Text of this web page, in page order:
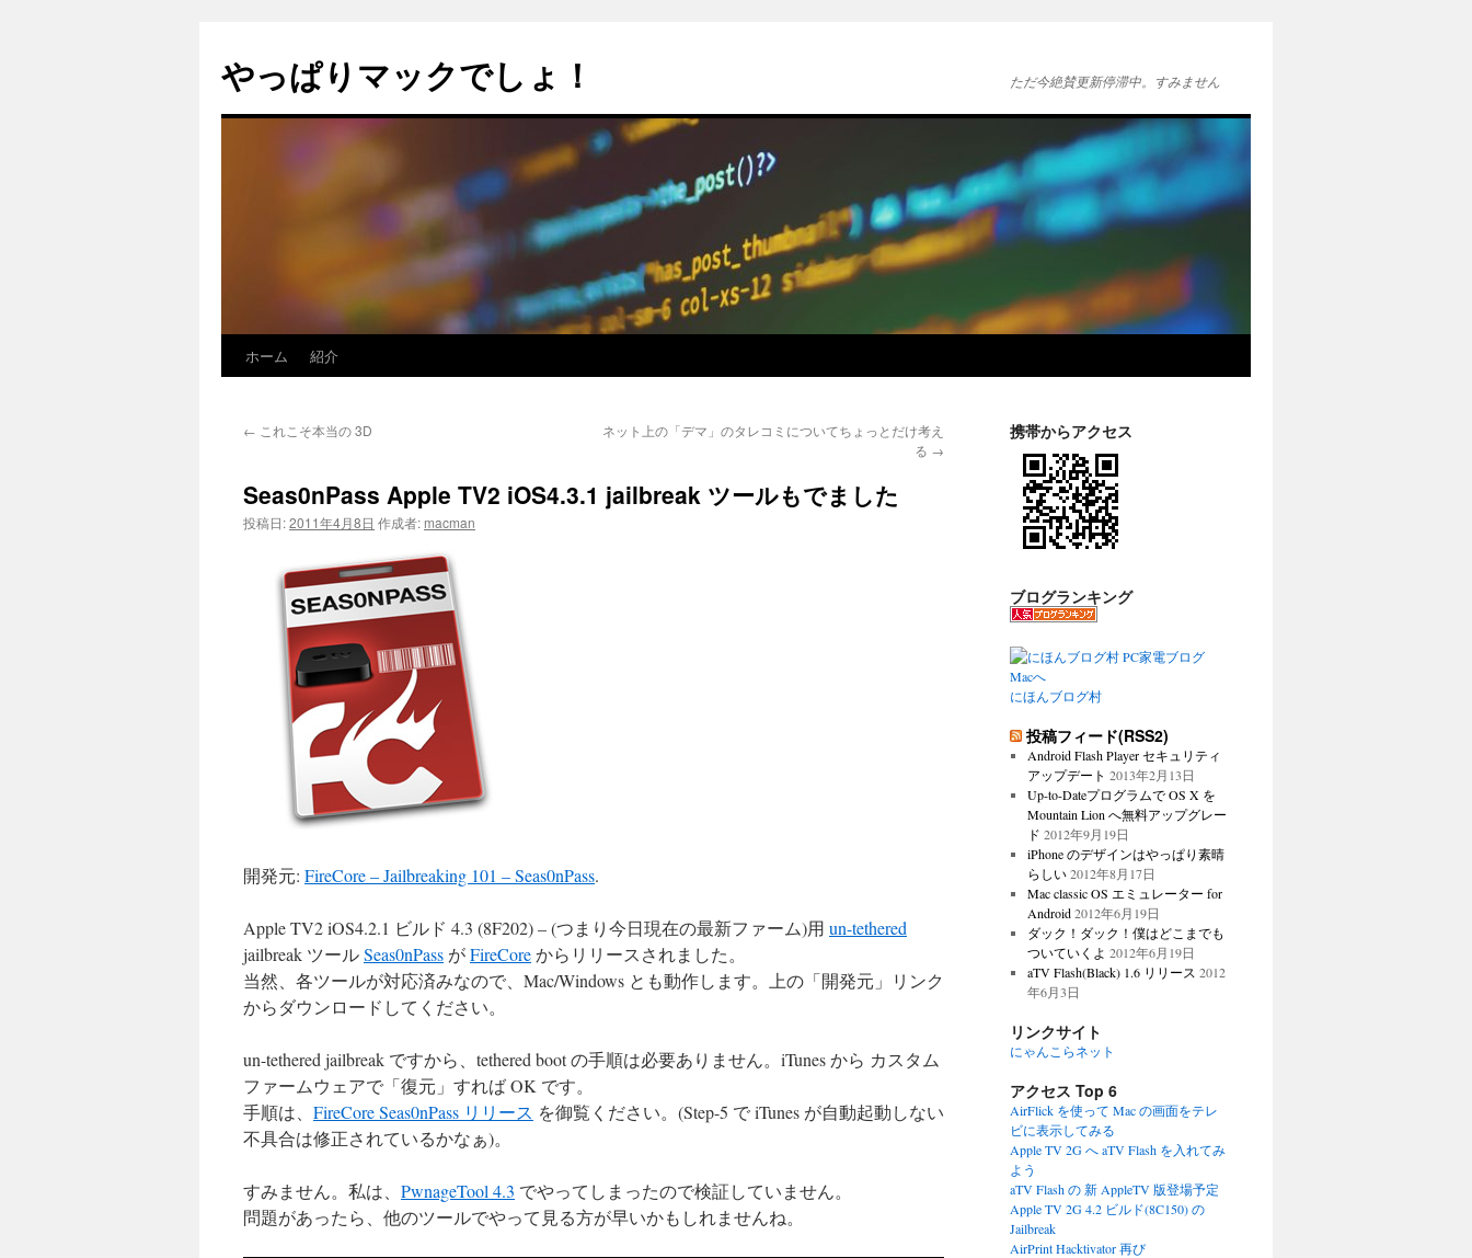
テ
ン
やっぱりマックでしょ！ ただ今絶賛更新停滞中。すみません
ホーム 紹介
← これこそ本当の 3D
ネット上の「デマ」のタレコミについてちょっとだけ考え
る →
Seas0nPass Apple TV2 iOS4.3.1 jailbreak ツールもでました
投稿日:2011年4月8日 作成者: macman
開発元: FireCore – Jailbreaking 101 – Seas0nPass.
Apple TV2 iOS4.2.1 ビルド 4.3 (8F202) – (つまり今日現在の最新ファーム)用 un-tethered
jailbreak ツールSeas0nPass がFireCoreからリリースされました。
当然、各ツールが対応済みなので、Mac/Windows とも動作します。上の「開発元」リンク
からダウンロードしてください。
un-tethered jailbreak ですから、tethered boot の手順は必要ありません。iTunes から カスタム
ファームウェアで「復元」すれば OK です。
手順は、 FireCore Seas0nPass リリース を御覧ください。(Step-5 で iTunes が自動起動しない
不具合は修正されているかなぁ)。
すみません。私は、 PwnageTool 4.3 でやってしまったので検証していません。
問題があったら、他のツールでやって見る方が早いかもしれませんね。
携帯からアクセス
ブログランキング
にほんブログ村
投稿フィード(RSS2)
Android Flash Player セキュリティ
アップデート 2013年2月13日
Up-to-Dateプログラムで OS X を
Mountain Lion へ無料アップグレー
ド 2012年9月19日
iPhone のデザインはやっぱり素晴
らしい 2012年8月17日
Mac classic OS エミュレーター for
Android 2012年6月19日
ダック！ダック！僕はどこまでも
ついていくよ 2012年6月19日
aTV Flash(Black) 1.6 リリース 2012
年6月3日
リンクサイト
にゃんこらネット
アクセス Top 6
AirFlick を使って Mac の画面をテレ
ビに表示してみる
Apple TV 2G へ aTV Flash を入れてみ
よう
aTV Flash の 新 AppleTV 版登場予定
Apple TV 2G 4.2 ビルド(8C150) の
Jailbreak
AirPrint Hacktivator 再び